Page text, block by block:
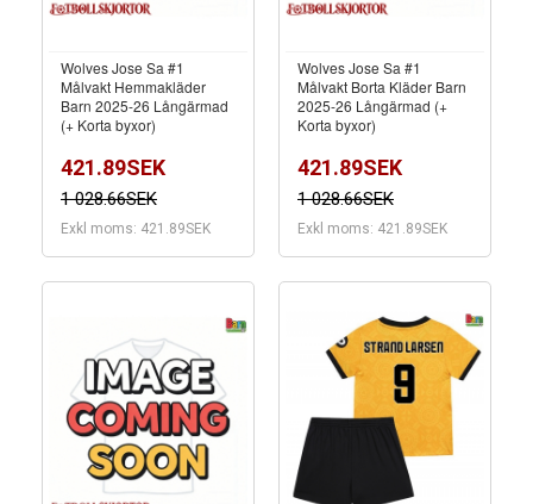
Wolves Jose Sa #1
Målvakt Hemmakläder
Barn 2025-26 Långärmad
(+ Korta byxor)
421.89SEK
1 028.66SEK
Exkl moms: 421.89SEK
Wolves Jose Sa #1
Målvakt Borta Kläder Barn
2025-26 Långärmad (+
Korta byxor)
421.89SEK
1 028.66SEK
Exkl moms: 421.89SEK